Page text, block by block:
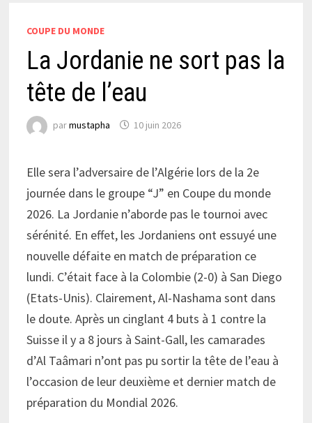
COUPE DU MONDE
La Jordanie ne sort pas la
tête de l’eau
parmustapha 10 juin 2026
Elle sera l’adversaire de l’Algérie lors de la 2e
journée dans le groupe “J” en Coupe du monde
2026. La Jordanie n’aborde pas le tournoi avec
sérénité. En effet, les Jordaniens ont essuyé une
nouvelle défaite en match de préparation ce
lundi. C’était face à la Colombie (2-0) à San Diego
(Etats-Unis). Clairement, Al-Nashama sont dans
le doute. Après un cinglant 4 buts à 1 contre la
Suisse il y a 8 jours à Saint-Gall, les camarades
d’Al Taâmari n’ont pas pu sortir la tête de l’eau à
l’occasion de leur deuxième et dernier match de
préparation du Mondial 2026.